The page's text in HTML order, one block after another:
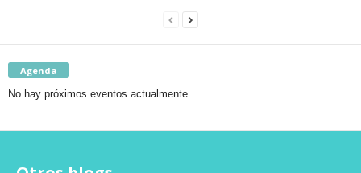
Agenda
No hay próximos eventos actualmente.